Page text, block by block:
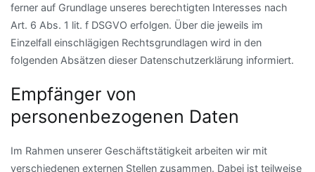
ferner auf Grundlage unseres berechtigten Interesses nach
Art. 6 Abs. 1 lit. f DSGVO erfolgen. Über die jeweils im
Einzelfall einschlägigen Rechtsgrundlagen wird in den
folgenden Absätzen dieser Datenschutzerklärung informiert.
Empfänger von
personenbezogenen Daten
Im Rahmen unserer Geschäftstätigkeit arbeiten wir mit
verschiedenen externen Stellen zusammen. Dabei ist teilweise